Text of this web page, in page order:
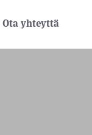
Ota yhteyttä